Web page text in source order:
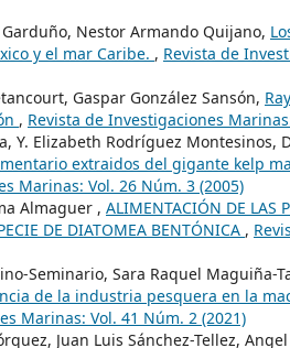
Nestor Armando Quijano,
y el mar Caribe. , Revista de
Gaspar González Sansón,
, Revista de Investigaciones
Y. Elizabeth Rodríguez Montesinos,
extraidos del gigante kelp
Marinas: Vol. 26 Núm. 3 (2005)
Almaguer , ALIMENTACIÓN DE LAS
DE DIATOMEA BENTÓNICA ,
Seminario, Sara Raquel Maguiña-
de la industria pesquera en la
Marinas: Vol. 41 Núm. 2 (2021)
Juan Luis Sánchez-Tellez,